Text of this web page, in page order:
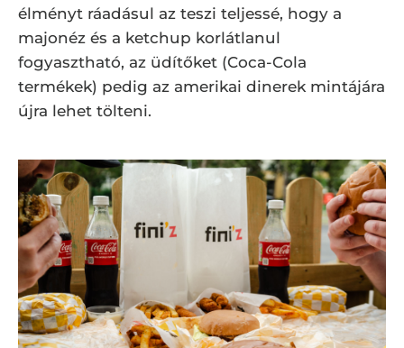
élményt ráadásul az teszi teljessé, hogy a
majonéz és a ketchup korlátlanul
fogyasztható, az üdítőket (Coca-Cola
termékek) pedig az amerikai dinerek mintájára
újra lehet tölteni.